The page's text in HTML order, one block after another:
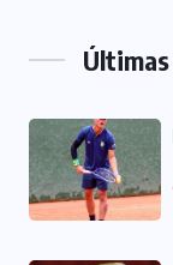
Últimas